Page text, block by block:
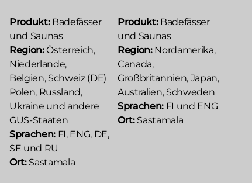
Produkt:Badefässer
und Saunas
Region:Österreich,
Niederlande,
Belgien, Schweiz (DE)
Polen, Russland,
Ukraine und andere
GUS-Staaten
Sprachen: FI, ENG, DE,
SE und RU
Ort:Sastamala
Produkt:Badefässer
und Saunas
Region:Nordamerika,
Canada,
Großbritannien, Japan,
Australien, Schweden
Sprachen: FI und ENG
Ort:Sastamala